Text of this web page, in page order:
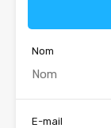
Nom
E-mail